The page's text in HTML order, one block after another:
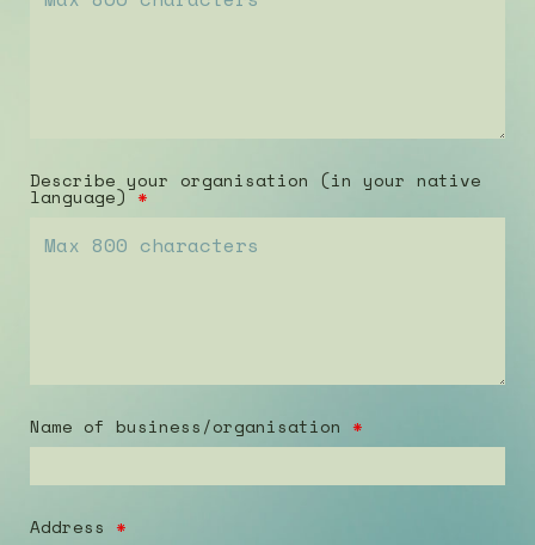
Describe your organisation (in your native
language)*
Name of business/organisation *
Address *